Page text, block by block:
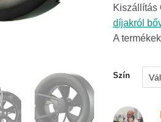
Kiszállítás
díjakról
A
Szín